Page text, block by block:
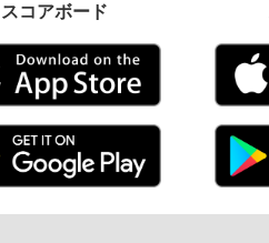
スコアボード